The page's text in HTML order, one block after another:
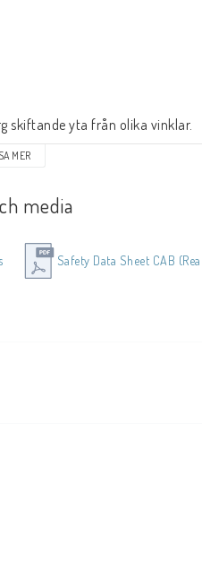
skiftande yta från olika vinklar.
och andningsskydd. Tillse
MER
media
Safety Data Sheet CAB